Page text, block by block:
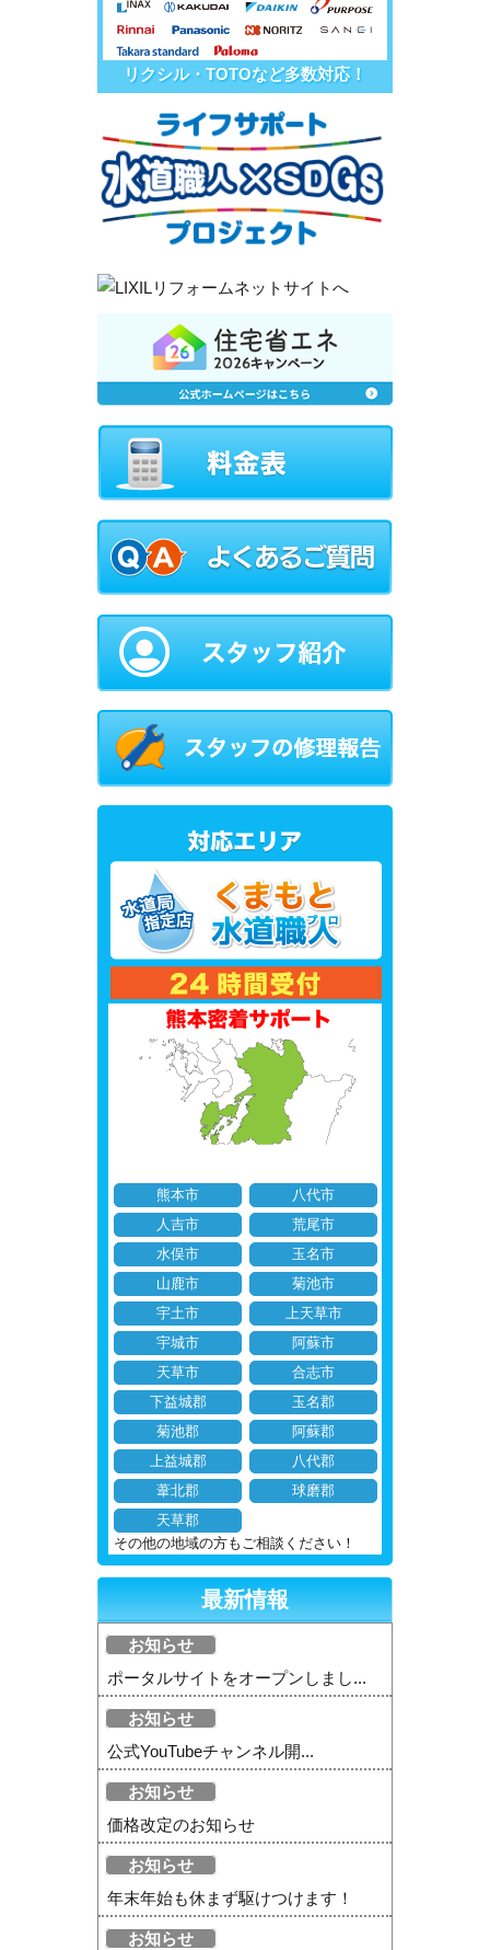
リクシル・TOTOなど多数対応！
熊本市
八代市
人吉市
荒尾市
水俣市
玉名市
山鹿市
菊池市
宇土市
上天草市
宇城市
阿蘇市
天草市
合志市
下益城郡
玉名郡
菊池郡
阿蘇郡
上益城郡
八代郡
葦北郡
球磨郡
天草郡
その他の地域の方もご相談ください！
最新情報
お知らせ
ポータルサイトをオープンしまし...
お知らせ
公式YouTubeチャンネル開...
お知らせ
価格改定のお知らせ
お知らせ
年末年始も休まず駆けつけます！
お知らせ